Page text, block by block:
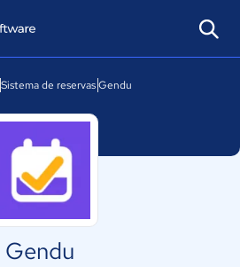
Sistema de reservasGendu
Gendu